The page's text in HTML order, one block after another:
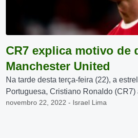
CR7 explica motivo de
Manchester United
Na tarde desta terça-feira (22), a
Portuguesa, Cristiano Ronaldo (CR7)
novembro 22, 2022 - Israel Lima